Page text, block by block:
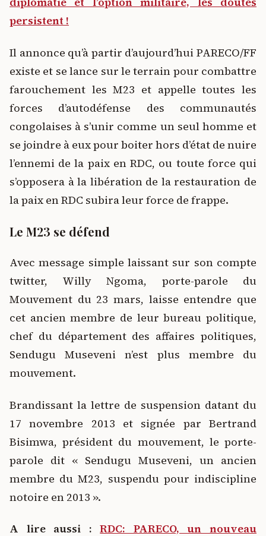
persistent !
Il annonce qu’à partir d’aujourd’hui PARECO/FF
existe et se lance sur le terrain pour combattre
farouchement les M23 et appelle toutes les
forces d’autodéfense des communautés
congolaises à s’unir comme un seul homme et
se joindre à eux pour boiter hors d’état de nuire
l’ennemi de la paix en RDC, ou toute force qui
s’opposera à la libération de la restauration de
la paix en RDC subira leur force de frappe.
Le M23 se défend
Avec message simple laissant sur son compte
twitter, Willy Ngoma, porte-parole du
Mouvement du 23 mars, laisse entendre que
cet ancien membre de leur bureau politique,
chef du département des affaires politiques,
Sendugu Museveni n’est plus membre du
mouvement.
Brandissant la lettre de suspension datant du
17 novembre 2013 et signée par Bertrand
Bisimwa, président du mouvement, le porte-
parole dit « Sendugu Museveni, un ancien
membre du M23, suspendu pour indiscipline
notoire en 2013 ».
A lire aussi :RDC: PARECO, un nouveau